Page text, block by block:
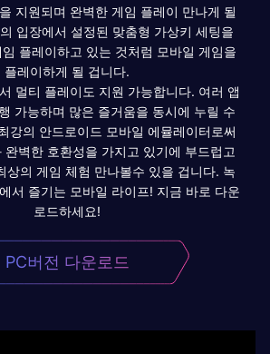
지원되며 완벽한 게임 플레이 만나게 될
입장에서 설정된 맞춤형 가상키 세팅을
플레이하고 있는 것처럼 모바일 게임을
플레이하게 될 겁니다.
멀티 플레이도 지원 가능합니다. 여러 앱
가능하며 많은 즐거움을 동시에 누릴 수
강의 안드로이드 모바일 에뮬레이터로써
벽한 호환성을 가지고 있기에 부드럽고
상의 게임 체험 만나볼수 있을 겁니다. 녹
서 즐기는 모바일 라이프! 지금 바로 다운
로드하세요!
PC버전 다운로드